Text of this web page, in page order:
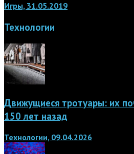
Игры, 31.05.2019
Технологии
Движущиеся тротуары: их
150 лет назад
Технологии, 09.04.2026